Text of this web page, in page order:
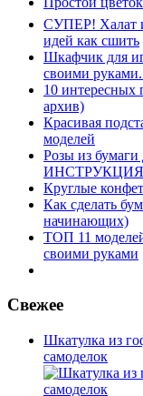
СУПЕР! Халат
идей как сшить
Шкафчик для
своими
10 интересных
архив)
Красивая
моделей
Розы из бумаги
Круглые
Как сделать
начинающих)
ТОП 11
своими руками
Свежее
Шкатулка из
самоделок